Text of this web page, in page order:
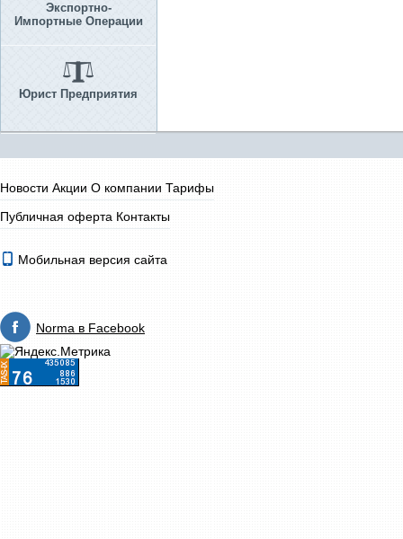
Экспортно-
Импортные Операции
Юрист Предприятия
Новости Акции О компании Тарифы
Публичная оферта Контакты
Мобильная версия сайта
Norma в Facebook